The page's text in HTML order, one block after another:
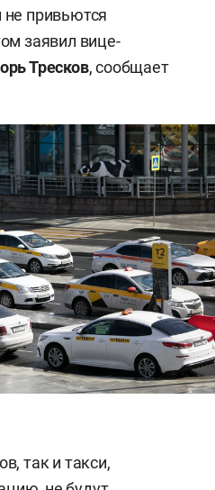
привьются
заявил вице-
Тресков, сообщает
так и такси,